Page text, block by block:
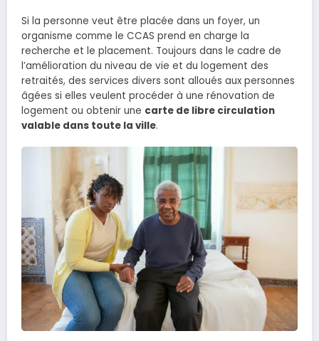
Si la personne veut être placée dans un foyer, un
organisme comme le CCAS prend en charge la
recherche et le placement. Toujours dans le cadre de
l’amélioration du niveau de vie et du logement des
retraités, des services divers sont alloués aux personnes
âgées si elles veulent procéder à une rénovation de
logement ou obtenir une carte de libre circulation
valable dans toute la ville.